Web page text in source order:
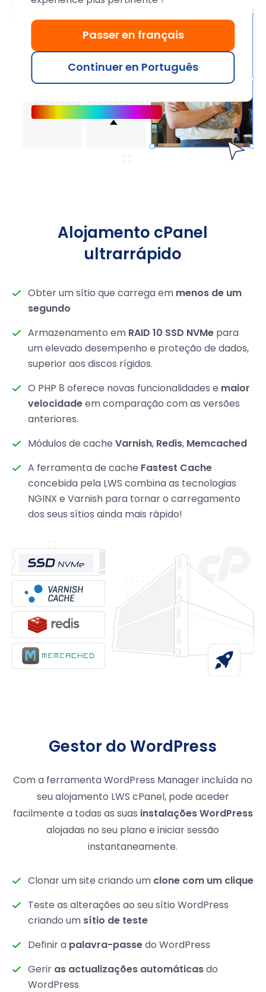
Alojamento cPanel
ultrarrápido
Obter um sítio que carrega em menos de um
segundo
Armazenamento em RAID 10 SSD NVMe para
um elevado desempenho e proteção de dados,
superior aos discos rígidos.
O PHP 8 oferece novas funcionalidades e maior
velocidadeem comparação com as versões
anteriores.
Módulos de cacheVarnish, Redis, Memcached
A ferramenta de cache Fastest Cache
concebida pela LWS combina as tecnologias
NGINX e Varnish para tornar o carregamento
dos seus sítios ainda mais rápido!
Gestor do WordPress
Com a ferramenta WordPress Manager incluída no
seu alojamento LWS cPanel, pode aceder
facilmente a todas as suas instalações WordPress
alojadas no seu plano e iniciar sessão
instantaneamente.
Clonar um site criando um clone com um clique
Teste as alterações ao seu sítio WordPress
criando um sítio de teste
Definir a palavra-passedo WordPress
Gerir as actualizações automáticasdo
WordPress
Passer en français
Continuer en Português